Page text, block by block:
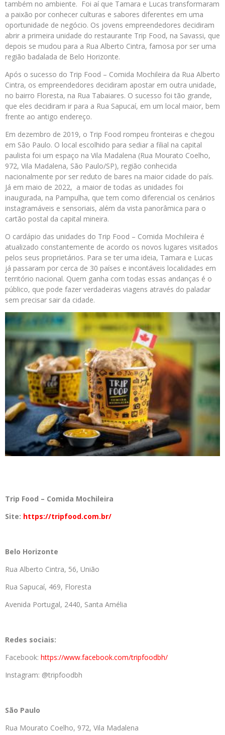
também no ambiente. Foi aí que Tamara e Lucas transformaram
a paixão por conhecer culturas e sabores diferentes em uma
oportunidade de negócio. Os jovens empreendedores decidiram
abrir a primeira unidade do restaurante Trip Food, na Savassi, que
depois se mudou para a Rua Alberto Cintra, famosa por ser uma
região badalada de Belo Horizonte.
Após o sucesso do Trip Food – Comida Mochileira da Rua Alberto
Cintra, os empreendedores decidiram apostar em outra unidade,
no bairro Floresta, na Rua Tabaiares. O sucesso foi tão grande,
que eles decidiram ir para a Rua Sapucaí, em um local maior, bem
frente ao antigo endereço.
Em dezembro de 2019, o Trip Food rompeu fronteiras e chegou
em São Paulo. O local escolhido para sediar a filial na capital
paulista foi um espaço na Vila Madalena (Rua Mourato Coelho,
972, Vila Madalena, São Paulo/SP), região conhecida
nacionalmente por ser reduto de bares na maior cidade do país.
Já em maio de 2022, a maior de todas as unidades foi
inaugurada, na Pampulha, que tem como diferencial os cenários
instagramáveis e sensoriais, além da vista panorâmica para o
cartão postal da capital mineira.
O cardápio das unidades do Trip Food – Comida Mochileira é
atualizado constantemente de acordo os novos lugares visitados
pelos seus proprietários. Para se ter uma ideia, Tamara e Lucas
já passaram por cerca de 30 países e incontáveis localidades em
território nacional. Quem ganha com todas essas andanças é o
público, que pode fazer verdadeiras viagens através do paladar
sem precisar sair da cidade.
Trip Food – Comida Mochileira
Site: https://tripfood.com.br/
Belo Horizonte
Rua Alberto Cintra, 56, União
Rua Sapucaí, 469, Floresta
Avenida Portugal, 2440, Santa Amélia
Redes sociais:
Facebook: https://www.facebook.com/tripfoodbh/
Instagram: @tripfoodbh
São Paulo
Rua Mourato Coelho, 972, Vila Madalena